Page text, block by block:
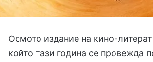
Осмото издание на кино-
който тази година се провежда